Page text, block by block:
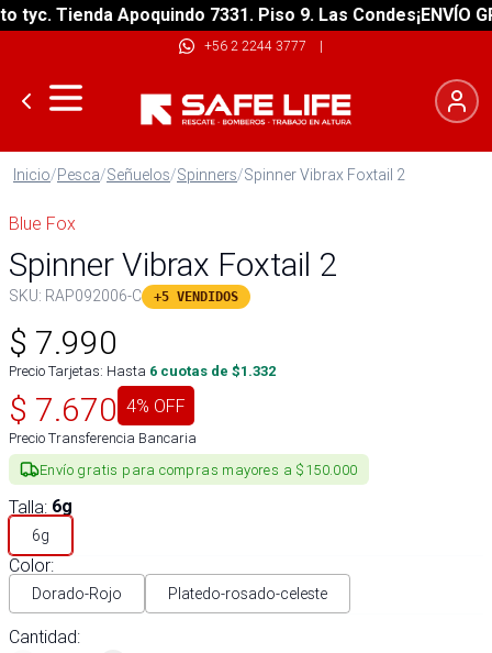
Tienda Apoquindo 7331. Piso 9. Las Condes¡ENVÍO
+56 2 2244 3777 |
Inicio/Pesca/Señuelos/Spinners/Spinner Vibrax Foxtail 2
Blue Fox
Spinner Vibrax Foxtail 2
SKU: RAP092006-C +5 VENDIDOS
$ 7.990
Precio Tarjetas: Hasta 6 cuotas de $1.332
$ 7.670 4% OFF
Precio Transferencia Bancaria
Envío gratis para compras mayores a $150.000
Talla: 6g
6g
Color:
Dorado-Rojo Platedo-rosado-celeste
Cantidad: